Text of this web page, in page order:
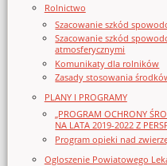
Rolnictwo
Szacowanie szkód
Szacowanie szkód
atmosferycznymi
Komunikaty dla rolników
Zasady stosowania
PLANY I PROGRAMY
„PROGRAM OCHRONY
NA LATA 2019-2022 Z
Program opieki nad
Ogloszenie Powiatowego